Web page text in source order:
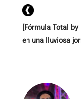
[Fórmula Total
en una lluviosa